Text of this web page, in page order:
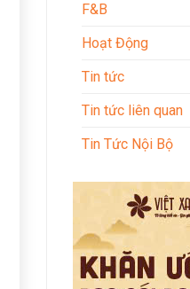
F&B
Hoạt Động
Tin tức
Tin tức liên quan
Tin Tức Nội Bộ